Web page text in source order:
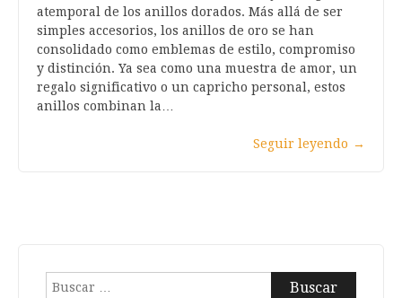
atemporal de los anillos dorados. Más allá de ser
simples accesorios, los anillos de oro se han
consolidado como emblemas de estilo, compromiso
y distinción. Ya sea como una muestra de amor, un
regalo significativo o un capricho personal, estos
anillos combinan la…
Seguir leyendo →
Buscar: